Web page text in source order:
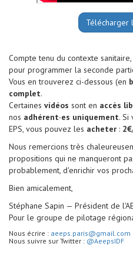
Télécharger
Compte tenu du contexte
pour programmer la seconde
Vous en trouverez ci-dessous (en
complet.
Certaines vidéos sont en accès
nos adhérent·es uniquement. Si
EPS, vous pouvez les acheter : 2€
Nous remercions très
propositions qui ne manqueront
probablement, d'enrichir vos
Bien amicalement,
Stéphane Sapin — Président de
Pour le groupe de pilotage
Nous écrire : aeeps.paris@gmail.com
Nous suivre sur Twitter : @AeepsIDF